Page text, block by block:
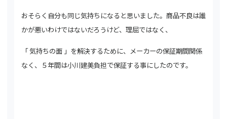
おそらく自分も同じ気持ちになると思いました。商品不良は誰
かが悪いわけではないだろうけど、理屈ではなく、
「 気持ちの面 」を解決するために、メーカーの保証期間関係
なく、５年間は小川建美負担で保証する事にしたのです。